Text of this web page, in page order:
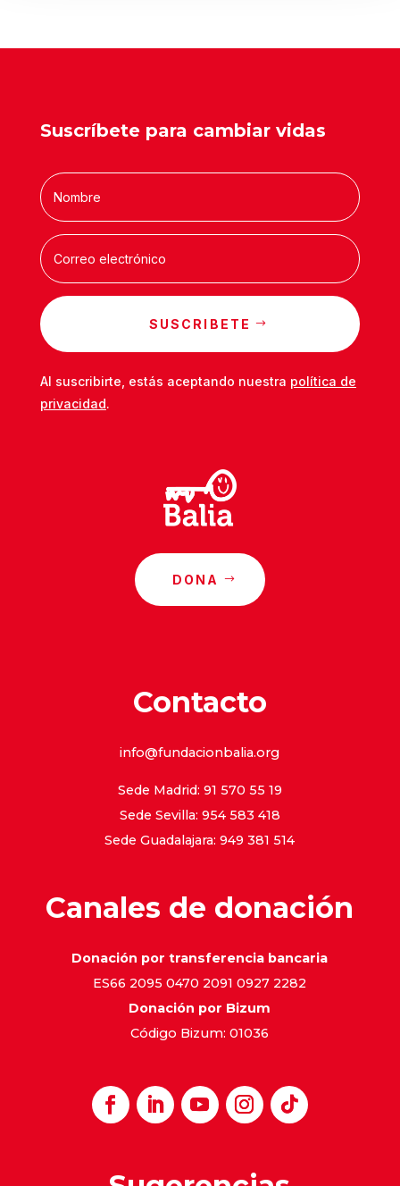
Suscríbete para cambiar vidas
SUSCRIBETE
Al suscribirte, estás aceptando nuestra política de
privacidad.
DONA
Contacto
info@fundacionbalia.org
Sede Madrid: 91 570 55 19
Sede Sevilla: 954 583 418
Sede Guadalajara: 949 381 514
Canales de donación
Donación por transferencia bancaria
ES66 2095 0470 2091 0927 2282
Donación por Bizum
Código Bizum: 01036